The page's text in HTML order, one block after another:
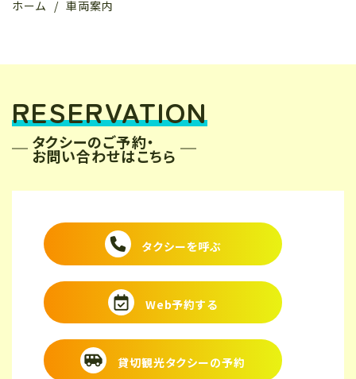
ホーム ​車両案内
RESERVATION
タクシーのご予約・
お問い合わせはこちら
タクシーを呼ぶ
Web予約する
貸切観光タクシーの予約